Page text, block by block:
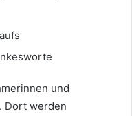
und
Dort werden